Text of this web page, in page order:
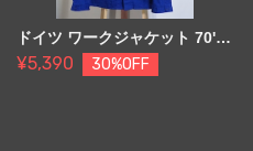
ドイツ ワークジャケット 70's Germany [C676]
¥5,390 30%OFF